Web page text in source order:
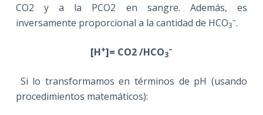
CO2 y a la PCO2 en sangre. Además, es
inversamente proporcional a la cantidad de HCO3
–.
[H+]= CO2 /HCO3
–
Si lo transformamos en términos de pH (usando
procedimientos matemáticos):